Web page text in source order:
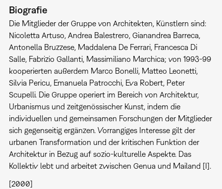
Biografie
Die Mitglieder der Gruppe von Architekten, Künstlern sind:
Nicoletta Artuso, Andrea Balestrero, Gianandrea Barreca,
Antonella Bruzzese, Maddalena De Ferrari, Francesca Di
Salle, Fabrizio Gallanti, Massimiliano Marchica; von 1993-99
kooperierten außerdem Marco Bonelli, Matteo Leonetti,
Silvia Pericu, Emanuela Patrocchi, Eva Robert, Peter
Scupelli. Die Gruppe operiert im Bereich von Architektur,
Urbanismus und zeitgenössischer Kunst, indem die
individuellen und gemeinsamen Forschungen der Mitglieder
sich gegenseitig ergänzen. Vorrangiges Interesse gilt der
urbanen Transformation und der kritischen Funktion der
Architektur in Bezug auf sozio-kulturelle Aspekte. Das
Kollektiv lebt und arbeitet zwischen Genua und Mailand [I].
[2000]